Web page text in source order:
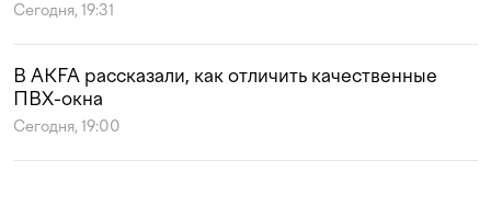
Сегодня, 19:31
В AKFA рассказали, как отличить качественные
ПВХ-окна
Сегодня, 19:00